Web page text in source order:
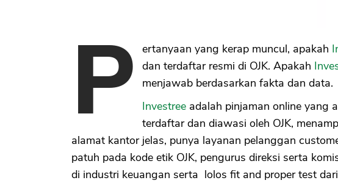
P ertanyaan yang kerap muncul, apakah
dan terdaftar resmi di OJK. Apakah
menjawab berdasarkan fakta dan data.
Investree adalah pinjaman online yang
terdaftar dan diawasi oleh OJK,
alamat kantor jelas, punya layanan pelanggan
patuh pada kode etik OJK, pengurus direksi serta
di industri keuangan serta lolos fit and proper test